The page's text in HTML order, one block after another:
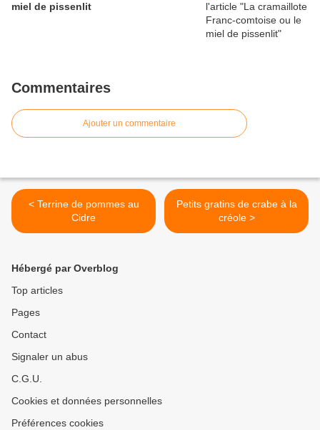
miel de pissenlit
Commentaires
Ajouter un commentaire
< Terrine de pommes au
Cidre
Petits gratins de crabe à la
créole >
Hébergé par Overblog
Top articles
Pages
Contact
Signaler un abus
C.G.U.
Cookies et données personnelles
Préférences cookies